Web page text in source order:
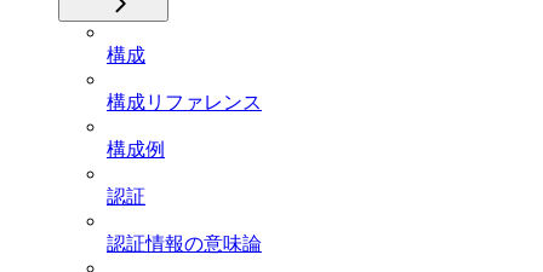
構成
構成リファレンス
構成例
認証
認証情報の意味論